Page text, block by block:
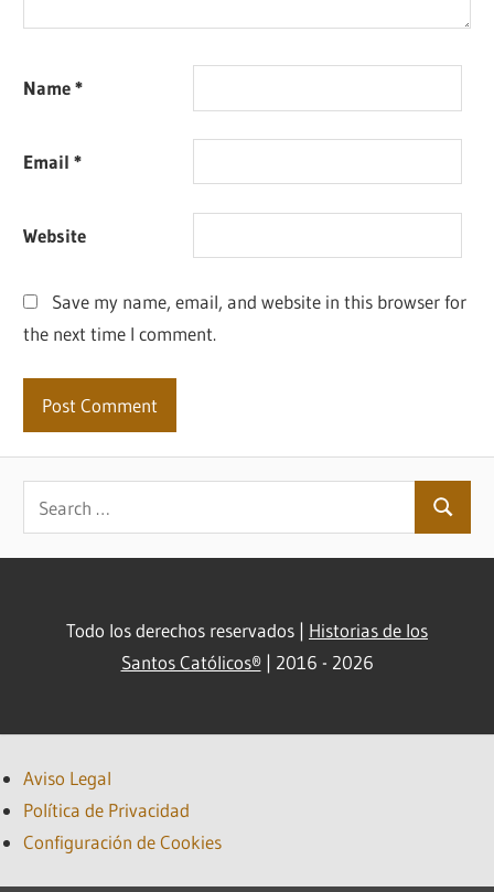
Name*
Email*
Website
Save my name, email, and website in this browser for
the next time I comment.
for:
Search
Todo los derechos reservados | Historias de los
Santos Católicos®| 2016 - 2026
Aviso Legal
Política de Privacidad
Configuración de Cookies